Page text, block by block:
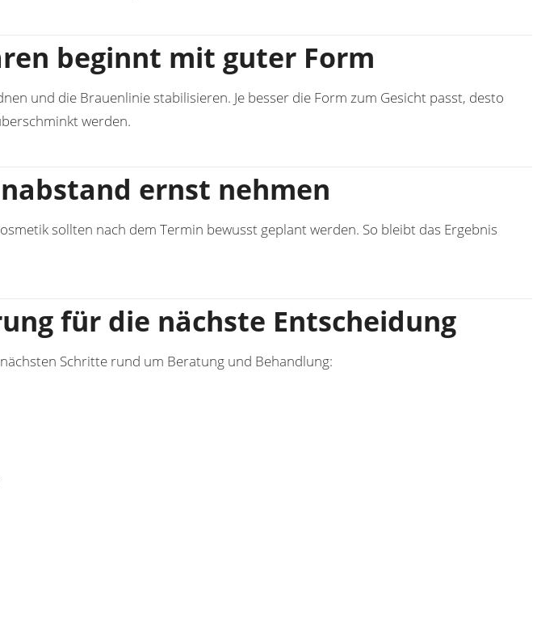
beginnt mit guter Form
und die Brauenlinie stabilisieren. Je besser die Form zum Gesicht passt, desto
werden.
ernst nehmen
sollten nach dem Termin bewusst geplant werden. So bleibt das Ergebnis
für die nächste Entscheidung
Schritte rund um Beratung und Behandlung: